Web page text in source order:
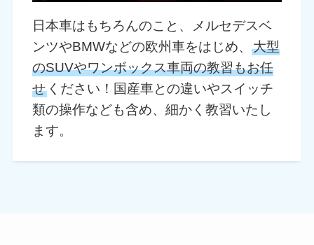
日本車はもちろんのこと、メルセデスベ
ンツやBMWなどの欧州車をはじめ、大型
のSUVやワンボックス車両の教習もお任
せ ください！国産車との違いやスイッチ
類の操作なども含め、細かく教習いたし
ます。